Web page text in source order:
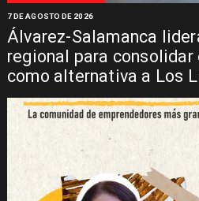
Álvarez-Salamanca
regional para consolidar
como alternativa a Los
7 DE AGOSTO DE 2026